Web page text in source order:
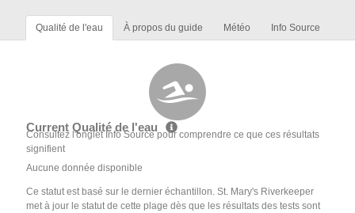
Qualité de l'eau À propos du guide Météo Info Source
Current Qualité de l'eau
Consultez l'onglet Info Source pour comprendre ce que ces résultats
signifient
Aucune donnée disponible
Ce statut est basé sur le dernier échantillon. St. Mary's Riverkeeper
met à jour le statut de cette plage dès que les résultats des tests sont